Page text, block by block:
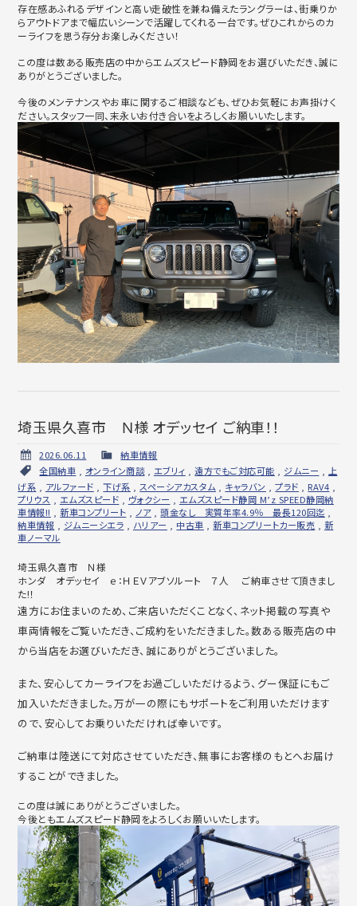
存在感あふれるデザインと高い走破性を兼ね備えたラングラーは、街乗りか
らアウトドアまで幅広いシーンで活躍してくれる一台です。ぜひこれからのカ
ーライフを思う存分お楽しみください！
この度は数ある販売店の中からエムズスピード静岡をお選びいただき、誠に
ありがとうございました。
今後のメンテナンスやお車に関するご相談なども、ぜひお気軽にお声掛けく
ださい。スタッフ一同、末永いお付き合いをよろしくお願いいたします。
埼玉県久喜市 Ｎ様 オデッセイ ご納車！！
2026.06.11
納車情報
全国納車
オンライン商談, エブリィ ,遠方でもご対応可能 ジムニー
上
げ系
アルファード ,下げ系 スペーシアカスタム キャラバン ,プラド RAV4
プリウス
エムズスピード ヴォクシー
エムズスピード静岡 M’z SPEED静岡納
車情報!!
,新車コンプリート ノア,頭金なし 実質年率4.9％ 最長120回迄
納車情報
ジムニーシエラ ハリアー 中古車 ,新車コンプリートカー販売
新
車ノーマル
埼玉県久喜市 Ｎ様
ホンダ オデッセイ ｅ：ＨＥＶアブソルート ７人 ご納車させて頂きまし
た!！
遠方にお住まいのため、ご来店いただくことなく、ネット掲載の写真や
車両情報をご覧いただき、ご成約をいただきました。数ある販売店の中
から当店をお選びいただき、誠にありがとうございました。
また、安心してカーライフをお過ごしいただけるよう、グー保証にもご
加入いただきました。万が一の際にもサポートをご利用いただけます
ので、安心してお乗りいただければ幸いです。
ご納車は陸送にて対応させていただき、無事にお客様のもとへお届け
することができました。
この度は誠にありがとうございました。
今後ともエムズスピード静岡をよろしくお願いいたします。